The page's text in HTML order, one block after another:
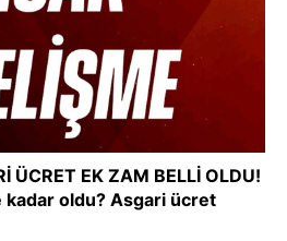
ÜCRET EK ZAM BELLİ OLDU!
oldu? Asgari ücret